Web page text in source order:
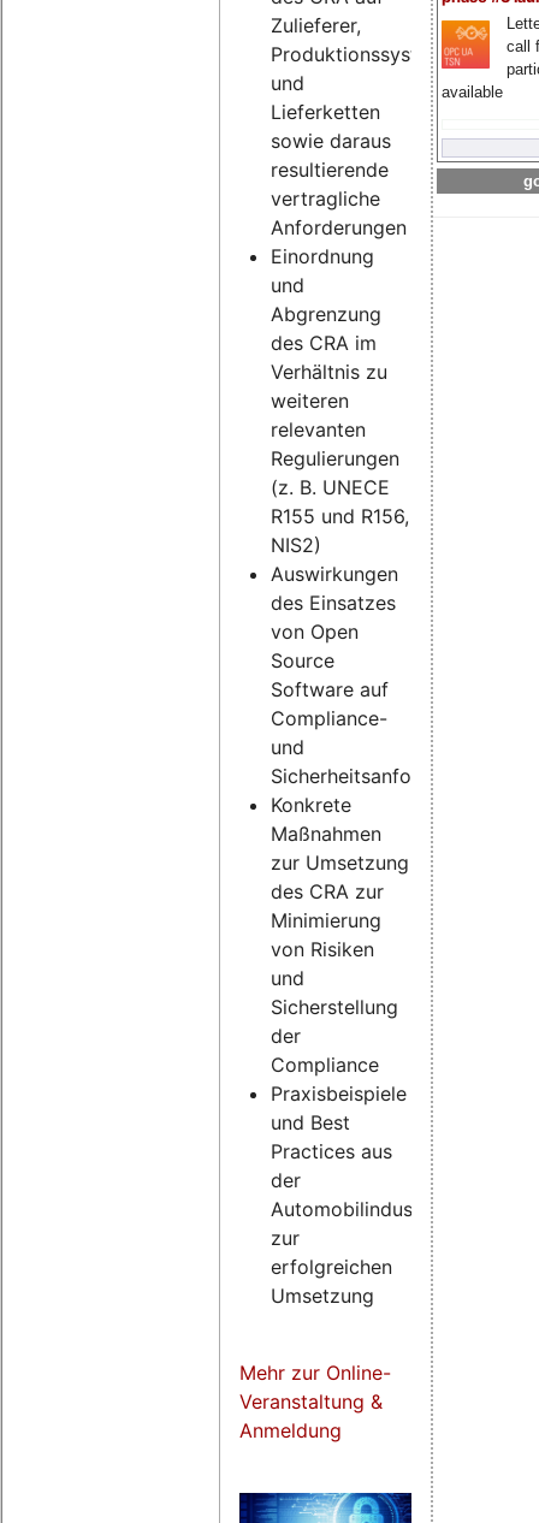
call
available
Zulieferer,
Produktionssysteme
und
Lieferketten
sowie daraus
resultierende
vertragliche
Anforderungen
Einordnung
und
Abgrenzung
des CRA im
Verhältnis zu
weiteren
relevanten
Regulierungen
(z. B. UNECE
R155 und R156,
NIS2)
Auswirkungen
des Einsatzes
von Open
Source
Software auf
Compliance-
und
Sicherheitsanforderungen
Konkrete
Maßnahmen
zur Umsetzung
des CRA zur
Minimierung
von Risiken
und
Sicherstellung
der
Compliance
Praxisbeispiele
und Best
Practices aus
der
Automobilindustrie
zur
erfolgreichen
Umsetzung
Mehr zur Online-
Veranstaltung &
Anmeldung